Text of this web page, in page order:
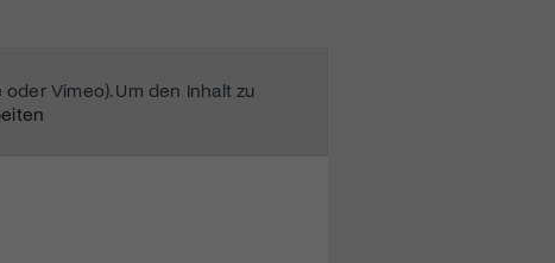
Vimeo). Um den Inhalt zu